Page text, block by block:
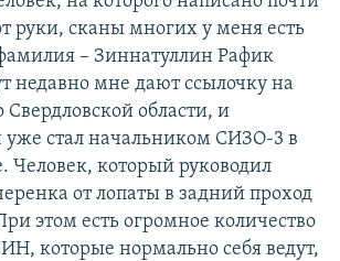
руки, сканы многих у меня есть
– Зиннатуллин Рафик
недавно мне дают ссылочку на
области, и
уже стал начальником СИЗО-3 в
который руководил
от лопаты в задний проход
этом есть огромное количество
которые нормально себя ведут,